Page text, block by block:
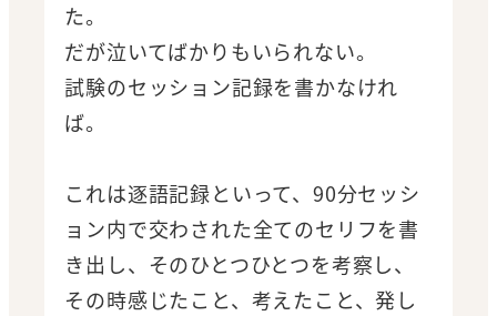
た。
だが泣いてばかりもいられない。
試験のセッション記録を書かなけれ
ば。
これは逐語記録といって、90分セッシ
ョン内で交わされた全てのセリフを書
き出し、そのひとつひとつを考察し、
その時感じたこと、考えたこと、発し